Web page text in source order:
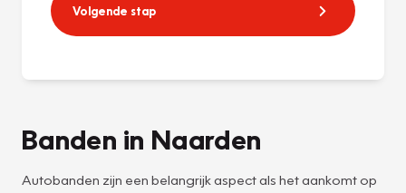
Volgende stap
Banden in Naarden
Autobanden zijn een belangrijk aspect als het aankomt op